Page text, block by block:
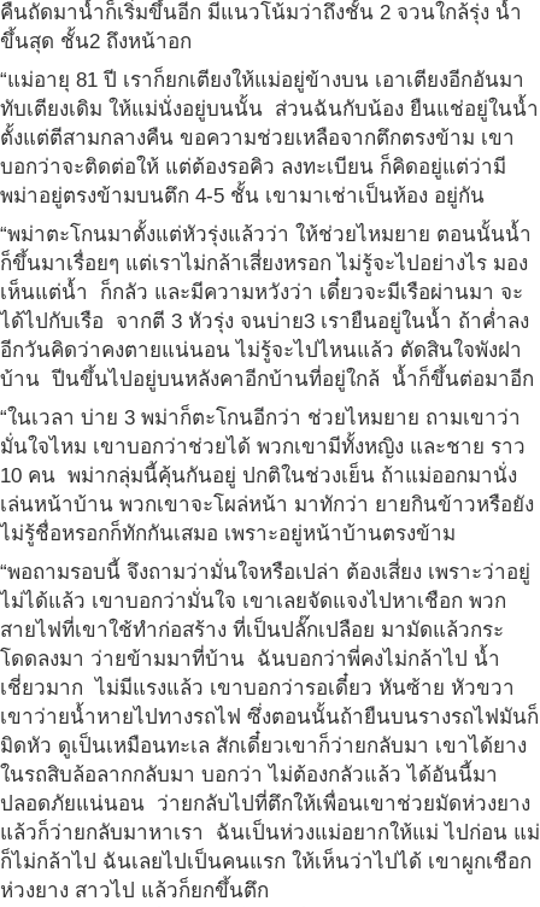
คืนถัดมาน้ำก็เริ่มขึ้นอีก มีแนวโน้มว่าถึงชั้น 2 จวนใกล้รุ่ง น้ำ
ขึ้นสุด ชั้น2 ถึงหน้าอก
“แม่อายุ 81 ปี เราก็ยกเตียงให้แม่อยู่ข้างบน เอาเตียงอีกอันมา
ทับเตียงเดิม ให้แม่นั่งอยู่บนนั้น ส่วนฉันกับน้อง ยืนแช่อยู่ในน้ำ
ตั้งแต่ตีสามกลางคืน ขอความช่วยเหลือจากตึกตรงข้าม เขา
บอกว่าจะติดต่อให้ แต่ต้องรอคิว ลงทะเบียน ก็คิดอยู่แต่ว่ามี
พม่าอยู่ตรงข้ามบนตึก 4-5 ชั้น เขามาเช่าเป็นห้อง อยู่กัน
“พม่าตะโกนมาตั้งแต่หัวรุ่งแล้วว่า ให้ช่วยไหมยาย ตอนนั้นน้ำ
ก็ขึ้นมาเรื่อยๆ แต่เราไม่กล้าเสี่ยงหรอก ไม่รู้จะไปอย่างไร มอง
เห็นแต่น้ำ ก็กลัว และมีความหวังว่า เดี๋ยวจะมีเรือผ่านมา จะ
ได้ไปกับเรือ จากตี 3 หัวรุ่ง จนบ่าย3 เรายืนอยู่ในน้ำ ถ้าค่ำลง
อีกวันคิดว่าคงตายแน่นอน ไม่รู้จะไปไหนแล้ว ตัดสินใจพังฝา
บ้าน ปีนขึ้นไปอยู่บนหลังคาอีกบ้านที่อยู่ใกล้ น้ำก็ขึ้นต่อมาอีก
“ในเวลา บ่าย 3 พม่าก็ตะโกนอีกว่า ช่วยไหมยาย ถามเขาว่า
มั่นใจไหม เขาบอกว่าช่วยได้ พวกเขามีทั้งหญิง และชาย ราว
10 คน พม่ากลุ่มนี้คุ้นกันอยู่ ปกติในช่วงเย็น ถ้าแม่ออกมานั่ง
เล่นหน้าบ้าน พวกเขาจะโผล่หน้า มาทักว่า ยายกินข้าวหรือยัง
ไม่รู้ชื่อหรอกก็ทักกันเสมอ เพราะอยู่หน้าบ้านตรงข้าม
“พอถามรอบนี้ จึงถามว่ามั่นใจหรือเปล่า ต้องเสี่ยง เพราะว่าอยู่
ไม่ได้แล้ว เขาบอกว่ามั่นใจ เขาเลยจัดแจงไปหาเชือก พวก
สายไฟที่เขาใช้ทำก่อสร้าง ที่เป็นปลั๊กเปลือย มามัดแล้วกระ
โดดลงมา ว่ายข้ามมาที่บ้าน ฉันบอกว่าพี่คงไม่กล้าไป น้ำ
เชี่ยวมาก ไม่มีแรงแล้ว เขาบอกว่ารอเดี๋ยว หันซ้าย หัวขวา
เขาว่ายน้ำหายไปทางรถไฟ ซึ่งตอนนั้นถ้ายืนบนรางรถไฟมันก็
มิดหัว ดูเป็นเหมือนทะเล สักเดี๋ยวเขาก็ว่ายกลับมา เขาได้ยาง
ในรถสิบล้อลากกลับมา บอกว่า ไม่ต้องกลัวแล้ว ได้อันนี้มา
ปลอดภัยแน่นอน ว่ายกลับไปที่ตึกให้เพื่อนเขาช่วยมัดห่วงยาง
แล้วก็ว่ายกลับมาหาเรา ฉันเป็นห่วงแม่อยากให้แม่ ไปก่อน แม่
ก็ไม่กล้าไป ฉันเลยไปเป็นคนแรก ให้เห็นว่าไปได้ เขาผูกเชือก
ห่วงยาง สาวไป แล้วก็ยกขึ้นตึก